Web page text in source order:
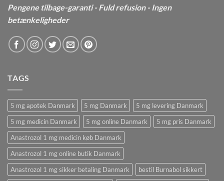
Pengene tilbage-garanti - Fuld refusion - Ingen
betænkeligheder
TAGS
5 mg apotek Danmark 5 mg Danmark
5 mg levering Danmark
5 mg medicin Danmark
5 mg online Danmark
5 mg pris Danmark
Anastrozol 1 mg medicin køb Danmark
Anastrozol 1 mg online butik Danmark
Anastrozol 1 mg sikker betaling Danmark
bestil Burnabol sikkert